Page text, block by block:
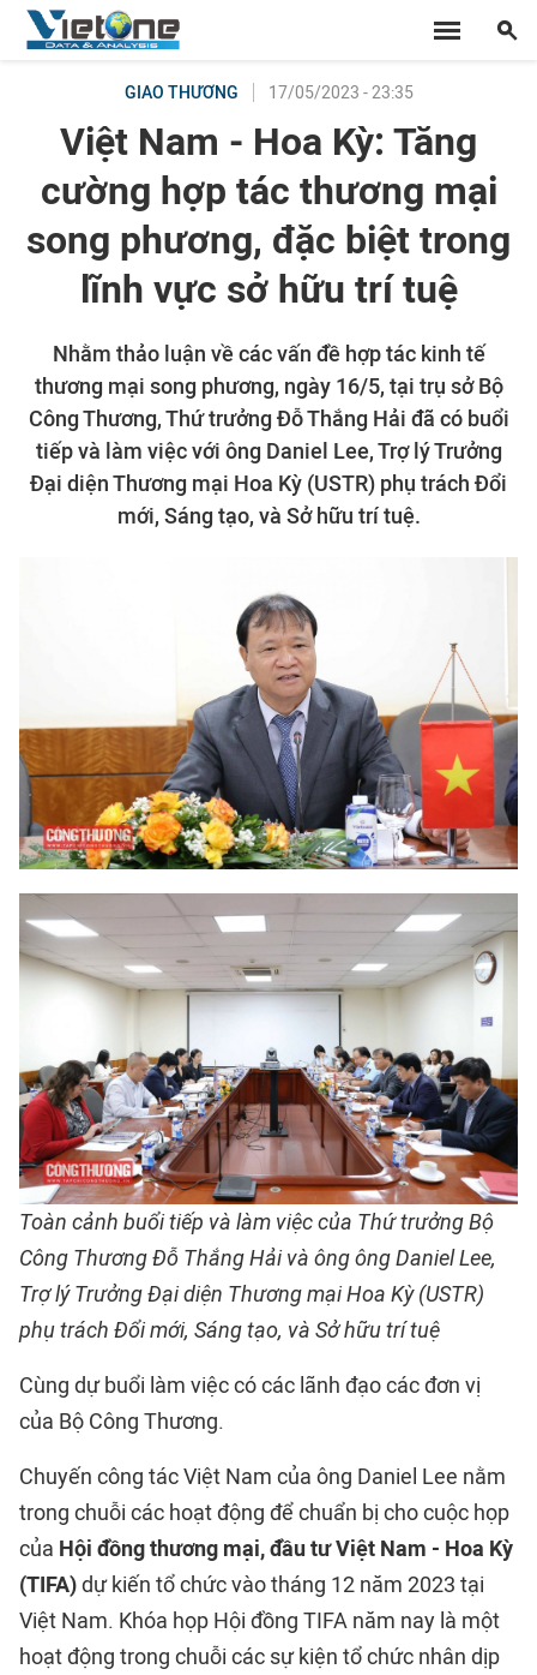
GIAO THƯƠNG 17/05/2023 - 23:35
Việt Nam - Hoa Kỳ: Tăng
cường hợp tác thương mại
song phương, đặc biệt trong
lĩnh vực sở hữu trí tuệ
Nhằm thảo luận về các vấn đề hợp tác kinh tế
thương mại song phương, ngày 16/5, tại trụ sở Bộ
Công Thương, Thứ trưởng Đỗ Thắng Hải đã có buổi
tiếp và làm việc với ông Daniel Lee, Trợ lý Trưởng
Đại diện Thương mại Hoa Kỳ (USTR) phụ trách Đổi
mới, Sáng tạo, và Sở hữu trí tuệ.
Toàn cảnh buổi tiếp và làm việc của Thứ trưởng Bộ
Công Thương Đỗ Thắng Hải và ông ông Daniel Lee,
Trợ lý Trưởng Đại diện Thương mại Hoa Kỳ (USTR)
phụ trách Đổi mới, Sáng tạo, và Sở hữu trí tuệ
Cùng dự buổi làm việc có các lãnh đạo các đơn vị
của Bộ Công Thương.
Chuyến công tác Việt Nam của ông Daniel Lee nằm
trong chuỗi các hoạt động để chuẩn bị cho cuộc họp
của Hội đồng thương mại, đầu tư Việt Nam - Hoa Kỳ
(TIFA)dự kiến tổ chức vào tháng 12 năm 2023 tại
Việt Nam. Khóa họp Hội đồng TIFA năm nay là một
hoạt động trong chuỗi các sự kiện tổ chức nhân dịp